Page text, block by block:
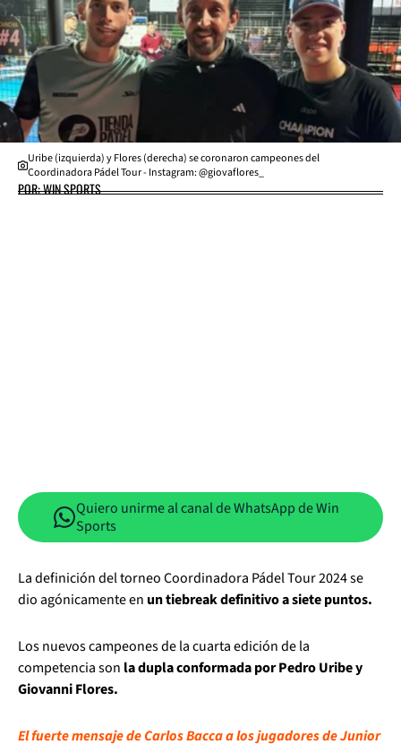
Uribe (izquierda) y Flores (derecha) se coronaron campeones del
Coordinadora Pádel Tour - Instagram: @giovaflores_
POR: WIN SPORTS
Quiero unirme al canal de WhatsApp de Win
Sports
La definición del torneo Coordinadora Pádel Tour 2024 se
dio agónicamente en un tiebreak definitivo a siete puntos.
Los nuevos campeones de la cuarta edición de la
competencia son la dupla conformada por Pedro Uribe y
Giovanni Flores.
El fuerte mensaje de Carlos Bacca a los jugadores de Junior